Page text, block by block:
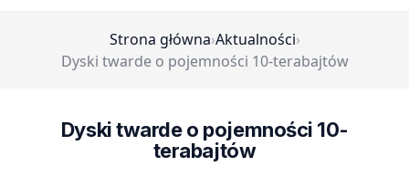
Strona główna›Aktualności›
Dyski twarde o pojemności 10-terabajtów
Dyski twarde o pojemności 10-
terabajtów